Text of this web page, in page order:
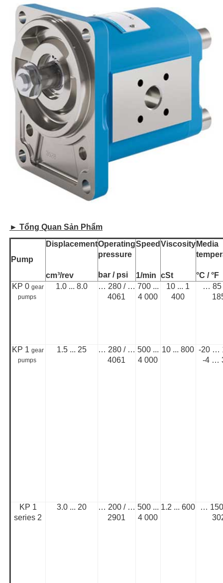
► Tổng Quan Sản Phẩm
Pump
Displacement
cm³/rev
Operating
pressure
bar / psi
Speed
1/min
Viscosity
cSt
Media
°C / °F
KP 0gear
pumps
1.0 ... 8.0
… 280 / …
4061
700 ...
4 000
10 ... 1
400
…
KP 1gear
pumps
1.5 ... 25
… 280 / …
4061
500 ...
4 000
10 ... 800 -20 …
-4 …
KP 1
series 2
3.0 ... 20
… 200 / …
2901
500 ...
4 000
1.2 ... 600
…